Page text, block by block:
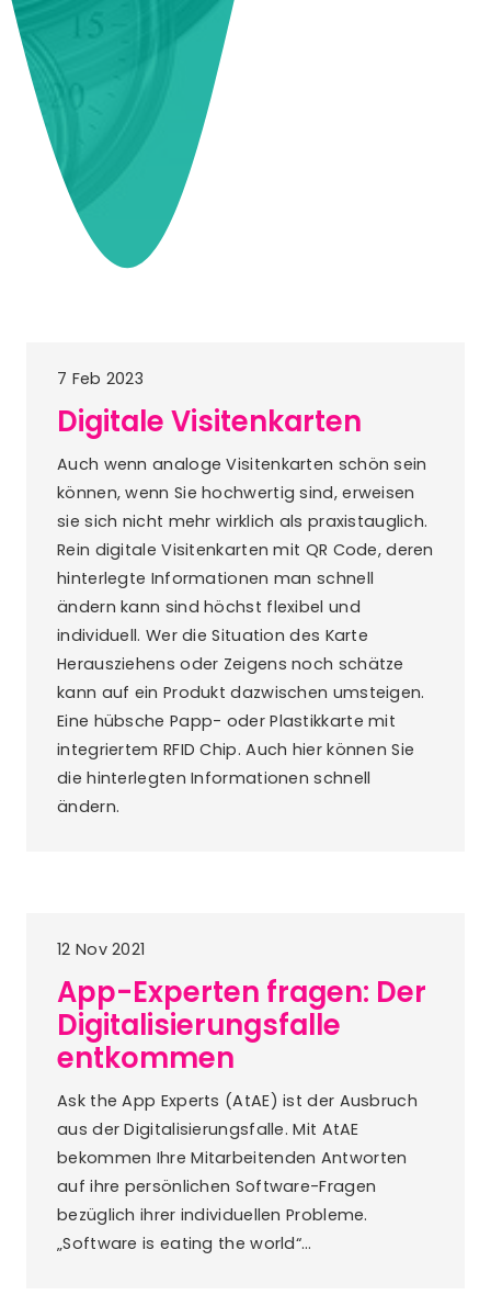
7 Feb 2023
Digitale Visitenkarten
Auch wenn analoge Visitenkarten schön sein
können, wenn Sie hochwertig sind, erweisen
sie sich nicht mehr wirklich als praxistauglich.
Rein digitale Visitenkarten mit QR Code, deren
hinterlegte Informationen man schnell
ändern kann sind höchst flexibel und
individuell. Wer die Situation des Karte
Herausziehens oder Zeigens noch schätze
kann auf ein Produkt dazwischen umsteigen.
Eine hübsche Papp- oder Plastikkarte mit
integriertem RFID Chip. Auch hier können Sie
die hinterlegten Informationen schnell
ändern.
12 Nov 2021
App-Experten fragen: Der
Digitalisierungsfalle
entkommen
Ask the App Experts (AtAE) ist der Ausbruch
aus der Digitalisierungsfalle. Mit AtAE
bekommen Ihre Mitarbeitenden Antworten
auf ihre persönlichen Software-Fragen
bezüglich ihrer individuellen Probleme.
„Software is eating the world“…